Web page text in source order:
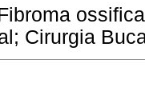
Cirurgia